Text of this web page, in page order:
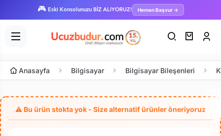
🎮 Eski Konsolunuzu BİZ ALIYORUZ! Hemen Başvur →
Anasayfa Bilgisayar Bilgisayar Bileşenleri